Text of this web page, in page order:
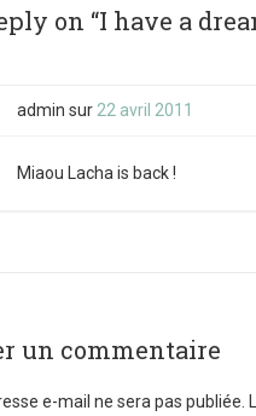
on “I have a
admin sur 22 avril 2011
Miaou Lacha is back !
un commentaire
e-mail ne sera pas publiée.